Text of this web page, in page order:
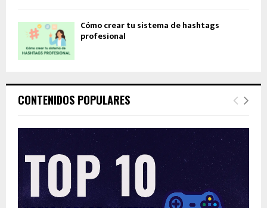
Cómo crear tu sistema de hashtags
profesional
CONTENIDOS POPULARES